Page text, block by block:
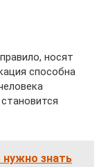
носят
способна
знать